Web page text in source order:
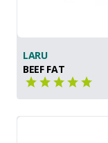
LARU
BEEF FAT